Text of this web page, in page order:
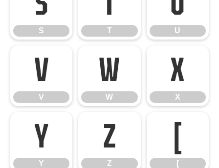
S T U
V
V
W
W
X
X
Y
Y
Z
Z
[
[